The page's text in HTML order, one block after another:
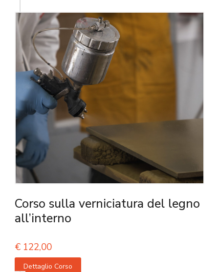
Corso sulla verniciatura del legno
all’interno
€ 122,00
Dettaglio Corso